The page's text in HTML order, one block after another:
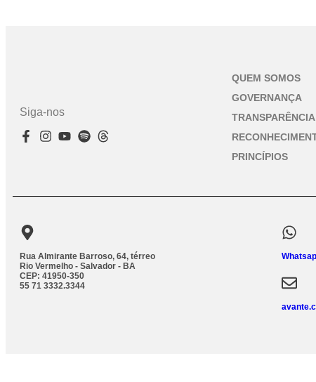
Siga-nos
QUEM SOMOS
GOVERNANÇA
TRANSPARÊNCIA
PRINCÍPIOS
Rua Almirante Barroso, 64, térreo
Rio Vermelho - Salvador - BA
CEP: 41950-350
55 71 3332.3344